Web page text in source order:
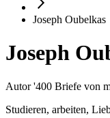
Joseph Oubelkas
Joseph
Autor '400 Briefe von
Studieren, arbeiten,